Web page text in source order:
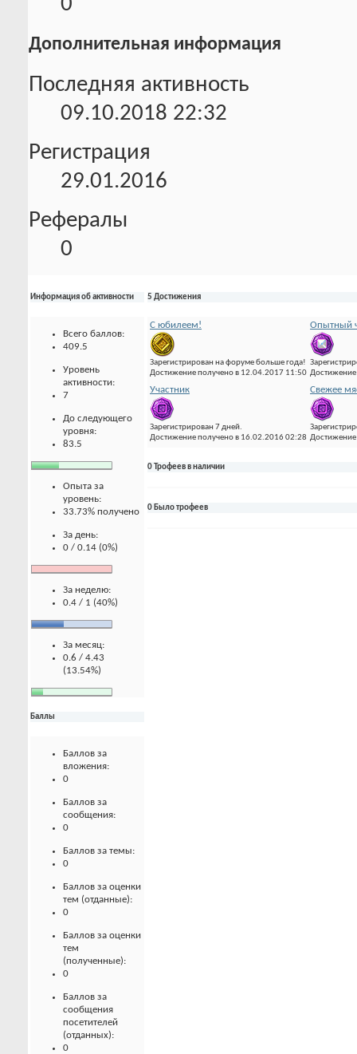
Дополнительная информация
Последняя активность
09.10.2018 22:32
Регистрация
29.01.2016
Рефералы
0
Информация об активности
Всего баллов:
409.5
Уровень
активности:
7
До следующего
уровня:
83.5
Опыта за
уровень:
33.73% получено
За день:
0 / 0.14 (0%)
За неделю:
0.4 / 1 (40%)
За месяц:
0.6 / 4.43
(13.54%)
Баллы
Баллов за
вложения:
0
Баллов за
сообщения:
0
Баллов за темы:
0
Баллов за оценки
тем (отданные):
0
Баллов за оценки
тем
(полученные):
0
Баллов за
сообщения
посетителей
(отданных):
0
5 Достижения
С юбилеем!
Зарегистрирован на форуме больше года!
Достижение получено в 12.04.2017 11:50
Опытный
Участник
Зарегистрирован 7 дней.
Достижение получено в 16.02.2016 02:28
Свежее
0 Трофеев в наличии
0 Было трофеев